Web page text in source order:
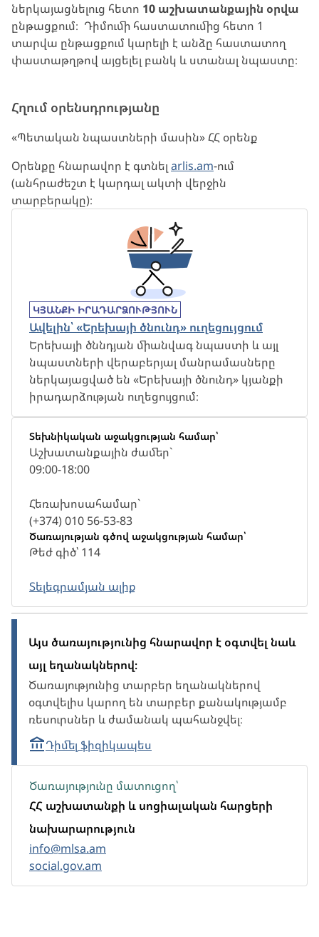
ներկայացնելուց հետո 10 աշխատանքային օրվա
ընթացքում։ Դիմումի հաստատումից հետո 1
տարվա ընթացքում կարելի է անձը հաստատող
փաստաթղթով այցելել բանկ և ստանալ նպաստը։
Հղում օրենսդրությանը
«Պետական նպաստների մասին» ՀՀ օրենք
Օրենքը հնարավոր է գտնել arlis.am-ում
(անհրաժեշտ է կարդալ ակտի վերջին
տարբերակը)։
ԿՅԱՆՔԻ ԻՐԱԴԱՐՁՈՒԹՅՈՒՆ
Ավելին՝ «Երեխայի ծնունդ» ուղեցույցում
Երեխայի ծննդյան միանվագ նպաստի և այլ
նպաստների վերաբերյալ մանրամասները
ներկայացված են «Երեխայի ծնունդ» կյանքի
իրադարձության ուղեցույցում։
Տեխնիկական աջակցության համար՝
Աշխատանքային ժամեր`
09:00-18:00
Հեռախոսահամար`
(+374) 010 56-53-83
Ծառայության գծով աջակցության համար՝
Թեժ գիծ՝ 114
Տելեգրամյան ալիք
Այս ծառայությունից հնարավոր է օգտվել նաև
այլ եղանակներով։
Ծառայությունից տարբեր եղանակներով
օգտվելիս կարող են տարբեր քանակությամբ
ռեսուրսներ և ժամանակ պահանջվել։
Դիմել ֆիզիկապես
Ծառայությունը մատուցող՝
ՀՀ աշխատանքի և սոցիալական հարցերի
նախարարություն
info@mlsa.am
social.gov.am